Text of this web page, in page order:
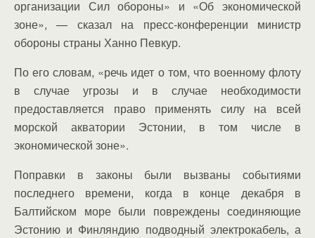
организации Сил обороны» и «Об экономической
зоне», — сказал на пресс-конференции министр
обороны страны Ханно Певкур.
По его словам, «речь идет о том, что военному флоту
в случае угрозы и в случае необходимости
предоставляется право применять силу на всей
морской акватории Эстонии, в том числе в
экономической зоне».
Поправки в законы были вызваны событиями
последнего времени, когда в конце декабря в
Балтийском море были повреждены соединяющие
Эстонию и Финляндию подводный электрокабель, а